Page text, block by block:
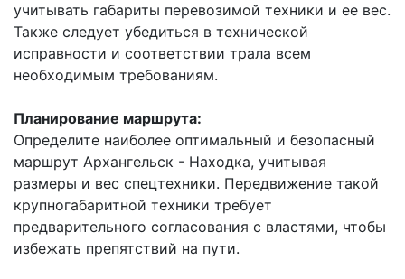
учитывать габариты перевозимой техники и ее вес.
Также следует убедиться в технической
исправности и соответствии трала всем
необходимым требованиям.
Планирование маршрута:
Определите наиболее оптимальный и безопасный
маршрут Архангельск - Находка, учитывая
размеры и вес спецтехники. Передвижение такой
крупногабаритной техники требует
предварительного согласования с властями, чтобы
избежать препятствий на пути.